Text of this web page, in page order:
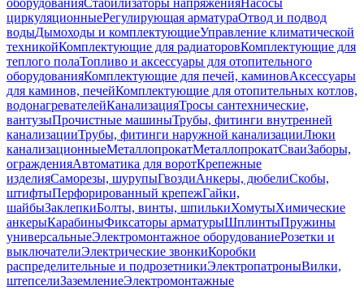
оборудованияСтабилизаторы напряженияНасосы
циркуляционныеРегулирующая арматураОтвод и подвод
водыДымоходы и комплектующиеУправление климатической
техникойКомплектующие для радиаторовКомплектующие для
теплого полаТопливо и аксессуары для отопительного
оборудованияКомплектующие для печей, каминовАксессуары
для каминов, печейКомплектующие для отопительных котлов,
водонагревателейКанализацияТросы сантехнические,
вантузыПрочистные машиныТрубы, фитинги внутренней
канализацииТрубы, фитинги наружной канализацииЛюки
канализационныеМеталлопрокатМеталлопрокатСваиЗаборы,
огражденияАвтоматика для воротКрепежные
изделияСаморезы, шурупыГвоздиАнкеры, дюбелиСкобы,
штифтыПерфорированный крепежГайки,
шайбыЗаклепкиБолты, винты, шпилькиХомутыХимические
анкерыКарабиныФиксаторы арматурыШплинтыПружины
универсальныеЭлектромонтажное оборудованиеРозетки и
выключателиЭлектрические звонкиКоробки
распределительные и подрозетникиЭлектропатроныВилки,
штепселиЗаземлениеЭлектромонтажные